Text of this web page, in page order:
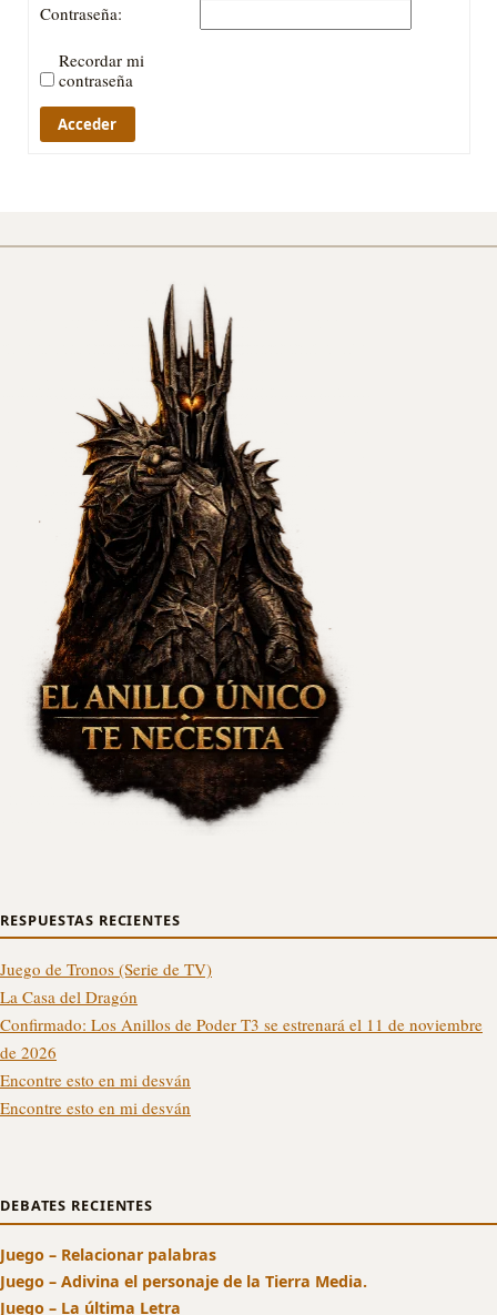
Contraseña:
Recordar mi
contraseña
Acceder
RESPUESTAS RECIENTES
Juego de Tronos (Serie de TV)
La Casa del Dragón
Confirmado: Los Anillos de Poder T3 se estrenará el 11 de noviembre
de 2026
Encontre esto en mi desván
Encontre esto en mi desván
DEBATES RECIENTES
Juego – Relacionar palabras
Juego – Adivina el personaje de la Tierra Media.
Juego – La última Letra